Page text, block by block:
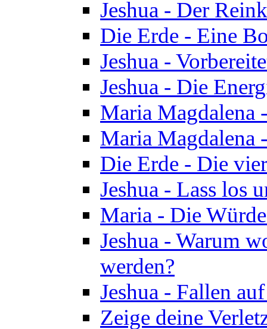
Jeshua - Der
Die Erde - Eine
Jeshua -
Jeshua - Die
Maria Magdalena
Maria Magdalena
Die Erde - Die
Jeshua - Lass los
Maria - Die
Jeshua - Warum
werden?
Jeshua - Fallen
Zeige deine